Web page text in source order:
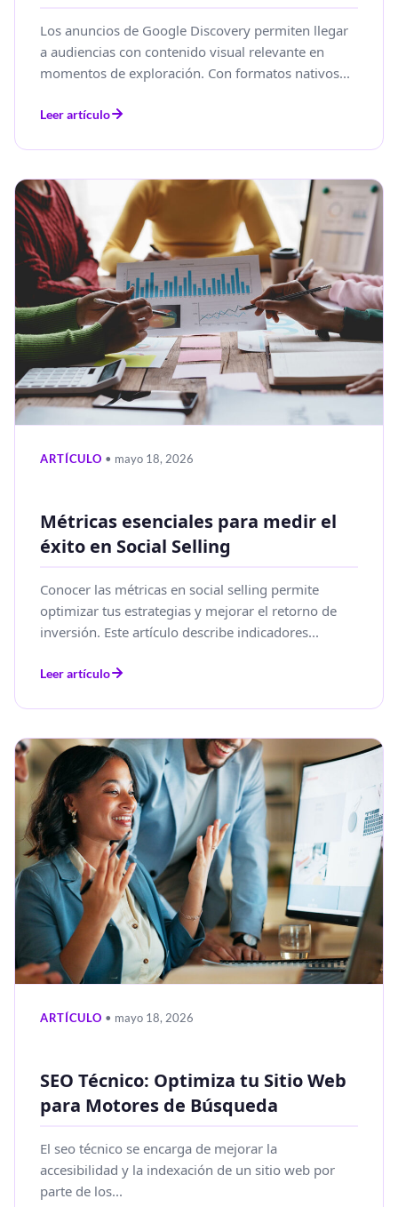
Los anuncios de Google Discovery permiten llegar
a audiencias con contenido visual relevante en
momentos de exploración. Con formatos nativos...
Leer artículo
ARTÍCULO • mayo 18, 2026
Métricas esenciales para medir el
éxito en Social Selling
Conocer las métricas en social selling permite
optimizar tus estrategias y mejorar el retorno de
inversión. Este artículo describe indicadores...
Leer artículo
ARTÍCULO • mayo 18, 2026
SEO Técnico: Optimiza tu Sitio Web
para Motores de Búsqueda
El seo técnico se encarga de mejorar la
accesibilidad y la indexación de un sitio web por
parte de los...